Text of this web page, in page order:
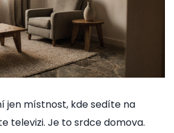
jen místnost, kde sedíte na
televizi. Je to srdce domova.